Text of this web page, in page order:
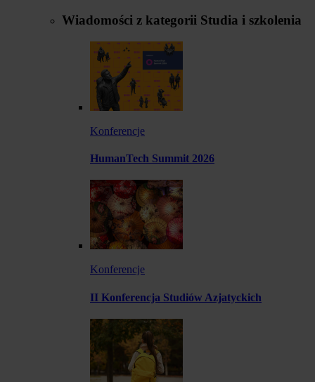
Wiadomości z kategorii Studia i szkolenia
Konferencje
HumanTech Summit 2026
Konferencje
II Konferencja Studiów Azjatyckich